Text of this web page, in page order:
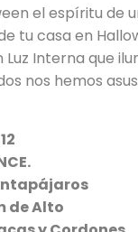
el espíritu de
tu casa en
Interna que
nos hemos
de Alto